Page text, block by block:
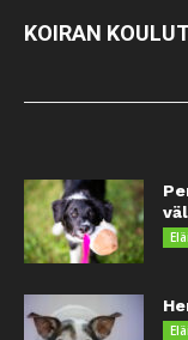
KOIRAN